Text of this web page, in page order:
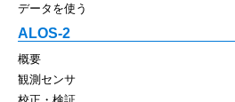
データを使う
ALOS-2
概要
観測センサ